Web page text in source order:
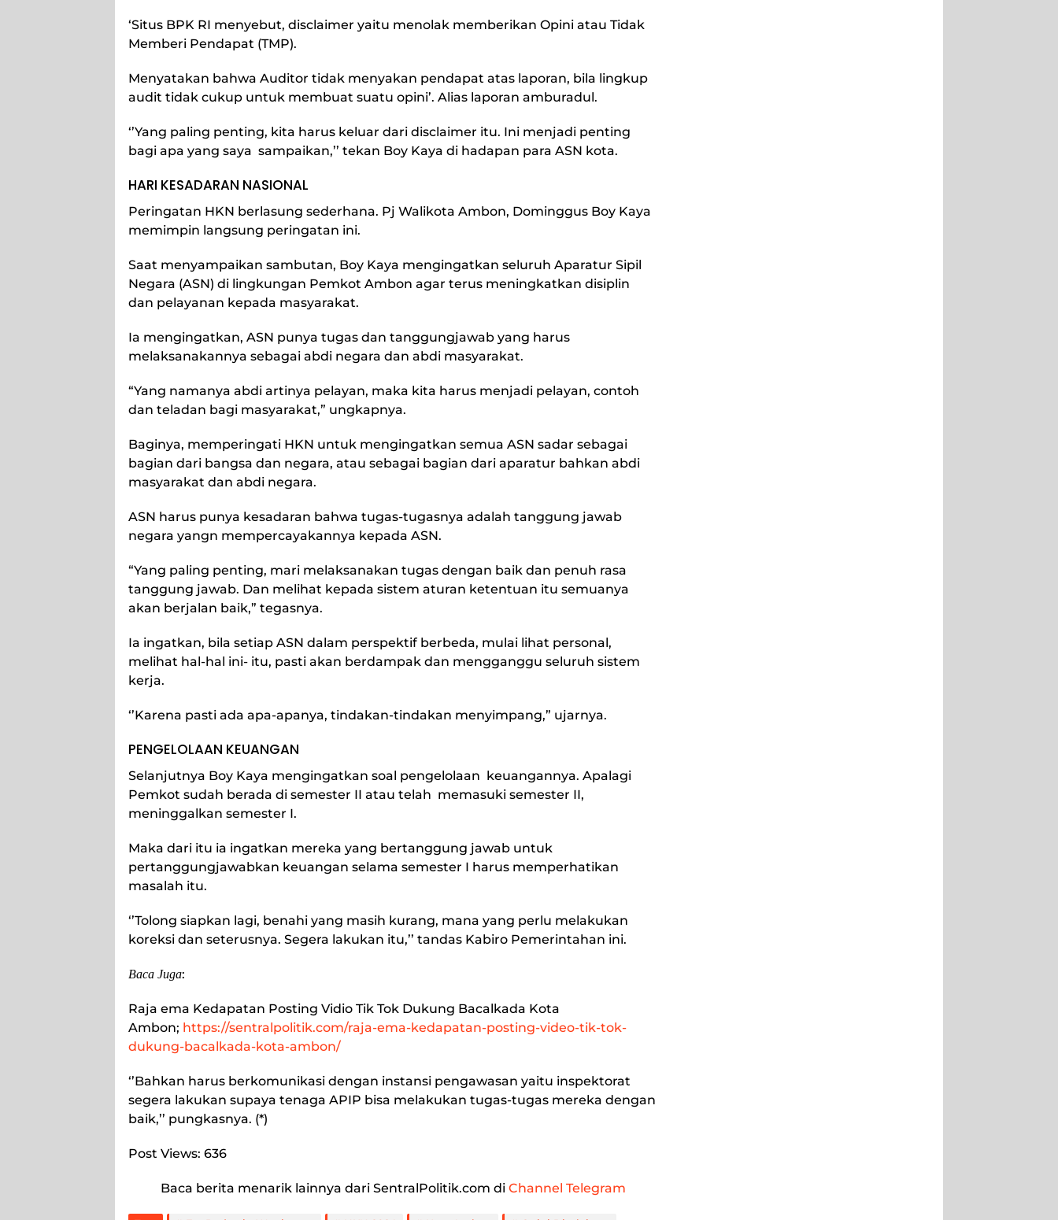
‘Situs BPK RI menyebut, disclaimer yaitu menolak memberikan Opini atau Tidak
Memberi Pendapat (TMP).
Menyatakan bahwa Auditor tidak menyakan pendapat atas laporan, bila lingkup
audit tidak cukup untuk membuat suatu opini’. Alias laporan amburadul.
‘’Yang paling penting, kita harus keluar dari disclaimer itu. Ini menjadi penting
bagi apa yang saya sampaikan,’’ tekan Boy Kaya di hadapan para ASN kota.
HARI KESADARAN NASIONAL
Peringatan HKN berlasung sederhana. Pj Walikota Ambon, Dominggus Boy Kaya
memimpin langsung peringatan ini.
Saat menyampaikan sambutan, Boy Kaya mengingatkan seluruh Aparatur Sipil
Negara (ASN) di lingkungan Pemkot Ambon agar terus meningkatkan disiplin
dan pelayanan kepada masyarakat.
Ia mengingatkan, ASN punya tugas dan tanggungjawab yang harus
melaksanakannya sebagai abdi negara dan abdi masyarakat.
“Yang namanya abdi artinya pelayan, maka kita harus menjadi pelayan, contoh
dan teladan bagi masyarakat,” ungkapnya.
Baginya, memperingati HKN untuk mengingatkan semua ASN sadar sebagai
bagian dari bangsa dan negara, atau sebagai bagian dari aparatur bahkan abdi
masyarakat dan abdi negara.
ASN harus punya kesadaran bahwa tugas-tugasnya adalah tanggung jawab
negara yangn mempercayakannya kepada ASN.
“Yang paling penting, mari melaksanakan tugas dengan baik dan penuh rasa
tanggung jawab. Dan melihat kepada sistem aturan ketentuan itu semuanya
akan berjalan baik,” tegasnya.
Ia ingatkan, bila setiap ASN dalam perspektif berbeda, mulai lihat personal,
melihat hal-hal ini- itu, pasti akan berdampak dan mengganggu seluruh sistem
kerja.
‘’Karena pasti ada apa-apanya, tindakan-tindakan menyimpang,” ujarnya.
PENGELOLAAN KEUANGAN
Selanjutnya Boy Kaya mengingatkan soal pengelolaan keuangannya. Apalagi
Pemkot sudah berada di semester II atau telah memasuki semester II,
meninggalkan semester I.
Maka dari itu ia ingatkan mereka yang bertanggung jawab untuk
pertanggungjawabkan keuangan selama semester I harus memperhatikan
masalah itu.
‘’Tolong siapkan lagi, benahi yang masih kurang, mana yang perlu melakukan
koreksi dan seterusnya. Segera lakukan itu,’’ tandas Kabiro Pemerintahan ini.
Baca Juga:
Raja ema Kedapatan Posting Vidio Tik Tok Dukung Bacalkada Kota
Ambon; https://sentralpolitik.com/raja-ema-kedapatan-posting-video-tik-tok-
dukung-bacalkada-kota-ambon/
‘’Bahkan harus berkomunikasi dengan instansi pengawasan yaitu inspektorat
segera lakukan supaya tenaga APIP bisa melakukan tugas-tugas mereka dengan
baik,’’ pungkasnya. (*)
Post Views: 636
Baca berita menarik lainnya dari SentralPolitik.com di Channel Telegram